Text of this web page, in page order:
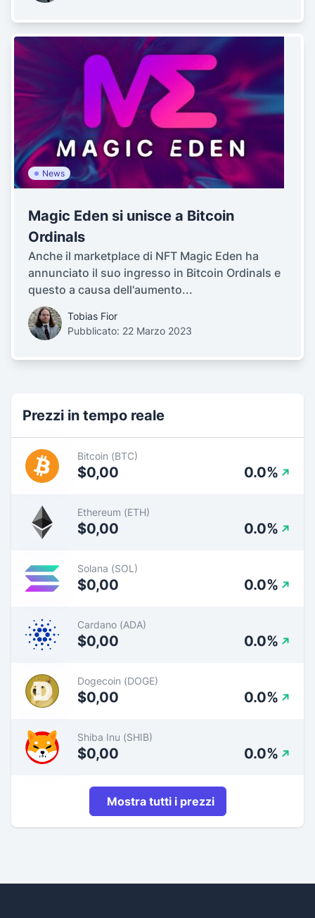
News
Magic Eden si unisce a Bitcoin
Ordinals
Anche il marketplace di NFT Magic Eden ha
annunciato il suo ingresso in Bitcoin Ordinals e
questo a causa dell'aumento...
Tobias Fior
Pubblicato: 22 Marzo 2023
Prezzi in tempo reale
Bitcoin (BTC)
$0,00 0.0%
Ethereum (ETH)
$0,00 0.0%
Solana (SOL)
$0,00 0.0%
Cardano (ADA)
$0,00 0.0%
Dogecoin (DOGE)
$0,00 0.0%
Shiba Inu (SHIB)
$0,00 0.0%
Mostra tutti i prezzi